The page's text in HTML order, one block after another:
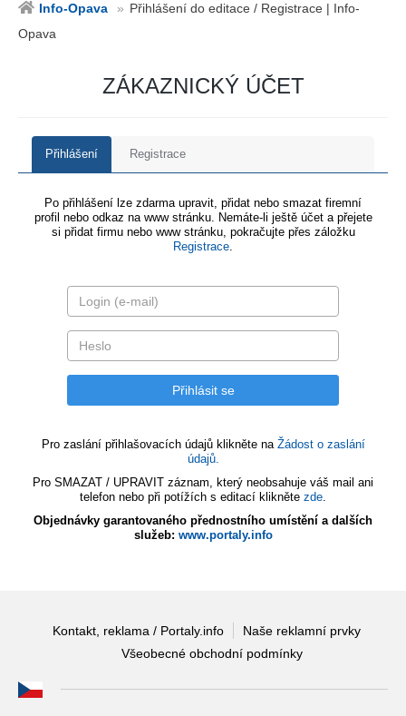
Info-Opava
Přihlášení do editace / Registrace | Info-
Opava
ZÁKAZNICKÝ ÚČET
Přihlášení Registrace
Po přihlášení lze zdarma upravit, přidat nebo smazat firemní
profil nebo odkaz na www stránku. Nemáte-li ještě účet a přejete
si přidat firmu nebo www stránku, pokračujte přes záložku
Registrace.
Pro zaslání přihlašovacích údajů klikněte na Žádost o zaslání
údajů.
Pro SMAZAT / UPRAVIT záznam, který neobsahuje váš mail ani
telefon nebo při potížích s editací klikněte zde.
Objednávky garantovaného přednostního umístění a dalších
služeb: www.portaly.info
Kontakt, reklama / Portaly.info
Naše reklamní prvky
Všeobecné obchodní podmínky